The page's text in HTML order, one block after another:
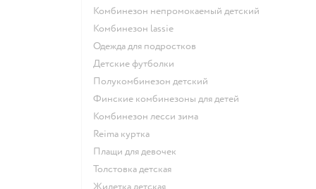
Комбинезон непромокаемый детский
Комбинезон lassie
Одежда для подростков
Детские футболки
Полукомбинезон детский
Финские комбинезоны для детей
Комбинезон лесси зима
Reima куртка
Плащи для девочек
Толстовка детская
Жилетка детская